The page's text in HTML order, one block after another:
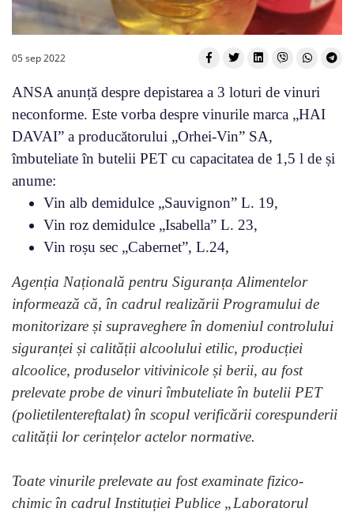
05 sep 2022
ANSA anunță despre depistarea a 3 loturi de vinuri
neconforme. Este vorba despre vinurile marca „HAI
DAVAI” a producătorului „Orhei-Vin” SA,
îmbuteliate în butelii PET cu capacitatea de 1,5 l de și
anume:
Vin alb demidulce „Sauvignon” L. 19,
Vin roz demidulce „Isabella” L. 23,
Vin roșu sec „Cabernet”, L.24,
Agenția Națională pentru Siguranța Alimentelor
informează că, în cadrul realizării Programului de
monitorizare și supraveghere în domeniul controlului
siguranței și calității alcoolului etilic, producției
alcoolice, produselor vitivinicole și berii, au fost
prelevate probe de vinuri îmbuteliate în butelii PET
(polietilentereftalat) în scopul verificării corespunderii
calității lor cerințelor actelor normative.
Toate vinurile prelevate au fost examinate fizico-
chimic în cadrul Instituției Publice „Laboratorul